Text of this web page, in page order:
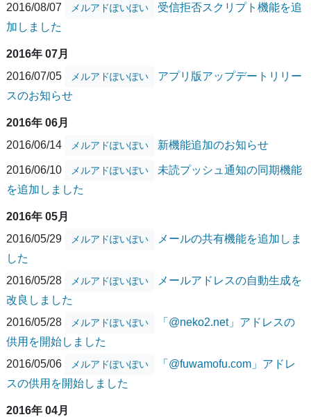
2016/08/07
メルアドぽいぽい
受信拒否スクリプト機能を追
加しました
2016年 07月
2016/07/05
メルアドぽいぽい
アプリ版アップデートリリー
スのお知らせ
2016年 06月
2016/06/14
メルアドぽいぽい 新機能追加のお知らせ
2016/06/10 メルアドぽいぽい
未読プッシュ通知の同期機能
を追加しました
2016年 05月
2016/05/29
メルアドぽいぽい
メールの共有機能を追加しま
した
2016/05/28
メルアドぽいぽい
メールアドレスの自動生成を
改良しました
2016/05/28
メルアドぽいぽい
「@neko2.net」アドレスの
供用を開始しました
2016/05/06
メルアドぽいぽい
「@fuwamofu.com」アドレ
スの供用を開始しました
2016年 04月